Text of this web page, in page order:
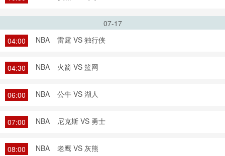
07-17
04:00
NBA 雷霆 VS 独行侠
04:30 NBA 火箭 VS 篮网
06:00 NBA 公牛 VS 湖人
07:00 NBA 尼克斯 VS 勇士
08:00 NBA 老鹰 VS 灰熊